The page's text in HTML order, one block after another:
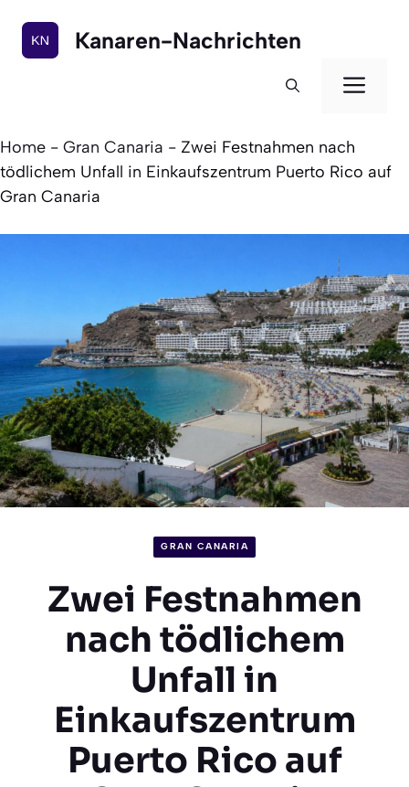
Inhalt
springen
Kanaren-Nachrichten
Home - Gran Canaria - Zwei Festnahmen nach
tödlichem Unfall in Einkaufszentrum Puerto Rico auf
Gran Canaria
GRAN CANARIA
Zwei Festnahmen
nach tödlichem
Unfall in
Einkaufszentrum
Puerto Rico auf